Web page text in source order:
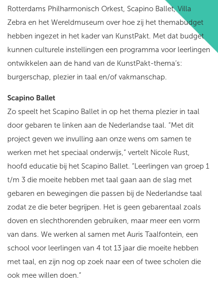
Rotterdams Philharmonisch Orkest, Scapino Ballet, Villa
Zebra en het Wereldmuseum over hoe zij het themabudget
hebben ingezet in het kader van KunstPakt. Met dat budget
kunnen culturele instellingen een programma voor leerlingen
ontwikkelen aan de hand van de KunstPakt-thema’s:
burgerschap, plezier in taal en/of vakmanschap.
Scapino Ballet
Zo speelt het Scapino Ballet in op het thema plezier in taal
door gebaren te linken aan de Nederlandse taal. “Met dit
project geven we invulling aan onze wens om samen te
werken met het speciaal onderwijs,” vertelt Nicole Rust,
hoofd educatie bij het Scapino Ballet. “Leerlingen van groep 1
t/m 3 die moeite hebben met taal gaan aan de slag met
gebaren en bewegingen die passen bij de Nederlandse taal
zodat ze die beter begrijpen. Het is geen gebarentaal zoals
doven en slechthorenden gebruiken, maar meer een vorm
van dans. We werken al samen met Auris Taalfontein, een
school voor leerlingen van 4 tot 13 jaar die moeite hebben
met taal, en zijn nog op zoek naar een of twee scholen die
ook mee willen doen.”